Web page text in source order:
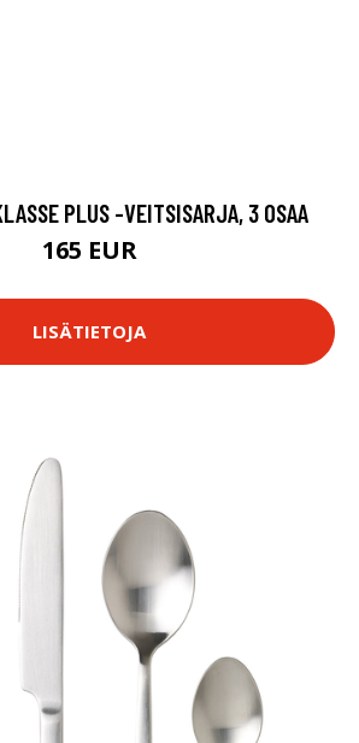
PLUS -VEITSISARJA, 3 OSAA
165 EUR
LISÄTIETOJA